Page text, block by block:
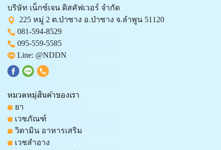
บริษัท เน็กซ์เจน ดิสคัฟเวอร์ จำกัด
225 หมู่ 2 ต.ป่าซาง อ.ป่าซาง จ.ลำพูน 51120
081-594-8529
095-559-5585
Line: @NDDN
หมวดหมู่สินค้าของเรา
ยา
เวชภัณฑ์
วิตามิน อาหารเสริม
เวชสำอาง